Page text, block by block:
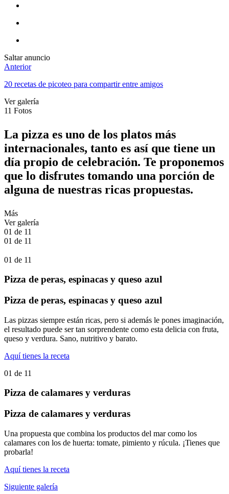
Saltar anuncio
Anterior
20 recetas de picoteo para compartir entre amigos
Ver galería
11 Fotos
La pizza es uno de los platos más
internacionales, tanto es así que tiene un
día propio de celebración. Te proponemos
que lo disfrutes tomando una porción de
alguna de nuestras ricas propuestas.
Más
Ver galería
01 de 11
01 de 11
01 de 11
Pizza de peras, espinacas y queso azul
Pizza de peras, espinacas y queso azul
Las pizzas siempre están ricas, pero si además le pones imaginación,
el resultado puede ser tan sorprendente como esta delicia con fruta,
queso y verdura. Sano, nutritivo y barato.
Aquí tienes la receta
01 de 11
Pizza de calamares y verduras
Pizza de calamares y verduras
Una propuesta que combina los productos del mar como los
calamares con los de huerta: tomate, pimiento y rúcula. ¡Tienes que
probarla!
Aquí tienes la receta
Siguiente galería